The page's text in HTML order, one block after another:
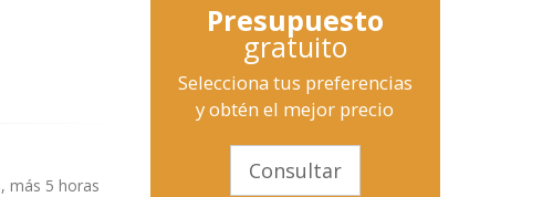
más 5 horas
Presupuesto
gratuito
Selecciona tus preferencias
y obtén el mejor precio
Consultar